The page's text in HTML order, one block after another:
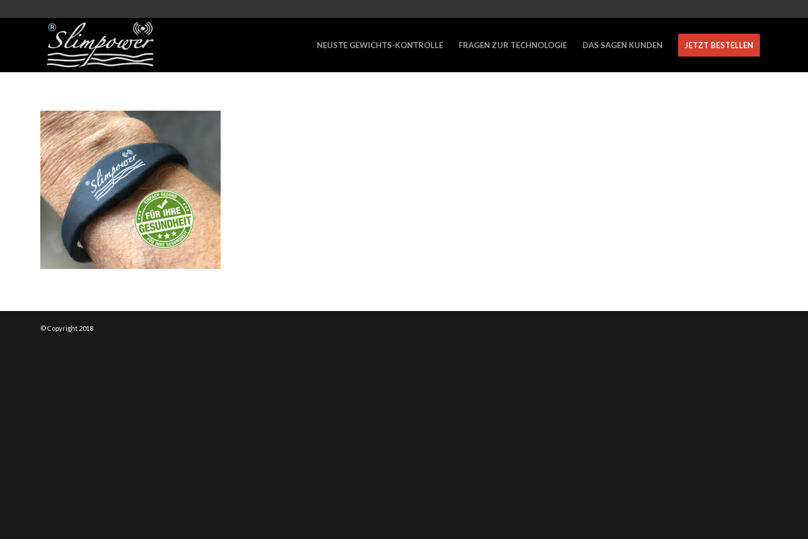
NEUSTE GEWICHTS-KONTROLLE FRAGEN ZUR TECHNOLOGIE DAS SAGEN KUNDEN JETZT BESTELLEN
© Copyright 2018